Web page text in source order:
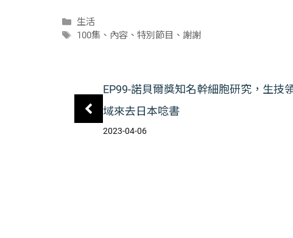
分
類
生活
標
100集 、 內容 、特別節目 、 謝謝
EP99-諾貝爾獎知名幹細胞研究，生技
域來去日本唸書
2023-04-06